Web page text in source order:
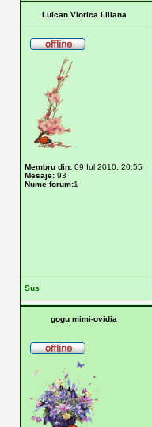
Luican Viorica Liliana
Membru din: 09 Iul 2010, 20:55
Mesaje: 93
Nume forum:1
Sus
gogu mimi-ovidia